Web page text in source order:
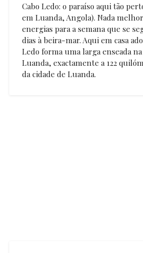
Cabo Ledo: o paraíso aqui tão
em Luanda, Angola). Nada
energias para a semana que se
dias à beira-mar. Aqui em casa
Ledo forma uma larga enseada
Luanda, exactamente a 122
da cidade de Luanda.